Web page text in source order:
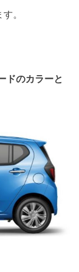
。
ドのカラーと